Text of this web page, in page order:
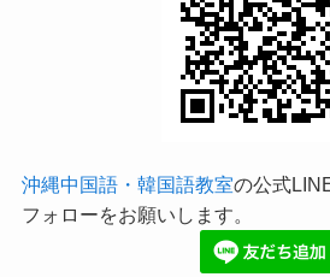
沖縄中国語・韓国語教室の公式
フォローをお願いします。